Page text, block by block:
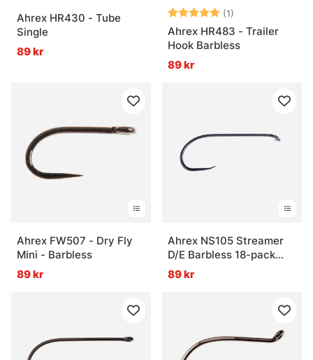
Ahrex HR430 - Tube
Single
89 kr
Betyg: (1)
Ahrex HR483 - Trailer
Hook Barbless
89 kr
Ahrex FW507 - Dry Fly
Mini - Barbless
89 kr
Ahrex NS105 Streamer
D/E Barbless 18-pack
Krok
89 kr